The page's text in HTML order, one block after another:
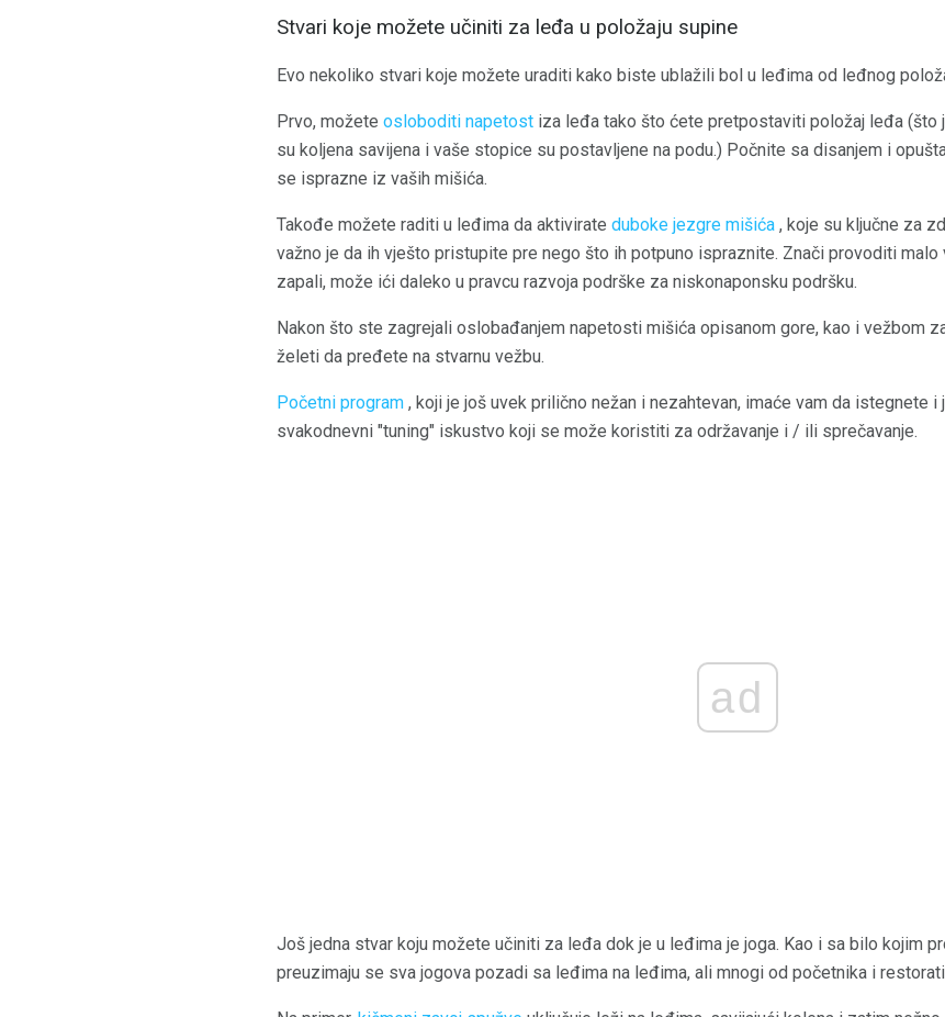
Stvari koje možete učiniti za leđa u položaju supine
Evo nekoliko stvari koje možete uraditi kako biste ublažili bol u leđima od leđnog
Prvo, možete osloboditi napetost iza leđa tako što ćete pretpostaviti položaj leđa (što
su koljena savijena i vaše stopice su postavljene na podu.) Počnite sa disanjem i
se isprazne iz vaših mišića.
Takođe možete raditi u leđima da aktivirate duboke jezgre mišića , koje su ključne za
važno je da ih vješto pristupite pre nego što ih potpuno ispraznite. Znači provoditi malo
zapali, može ići daleko u pravcu razvoja podrške za niskonaponsku podršku.
Nakon što ste zagrejali oslobađanjem napetosti mišića opisanom gore, kao i vežbom
želeti da pređete na stvarnu vežbu.
Početni program , koji je još uvek prilično nežan i nezahtevan, imaće vam da istegnete i
svakodnevni "tuning" iskustvo koji se može koristiti za održavanje i / ili sprečavanje.
ad
Još jedna stvar koju možete učiniti za leđa dok je u leđima je joga. Kao i sa bilo kojim
preuzimaju se sva jogova pozadi sa leđima na leđima, ali mnogi od početnika i